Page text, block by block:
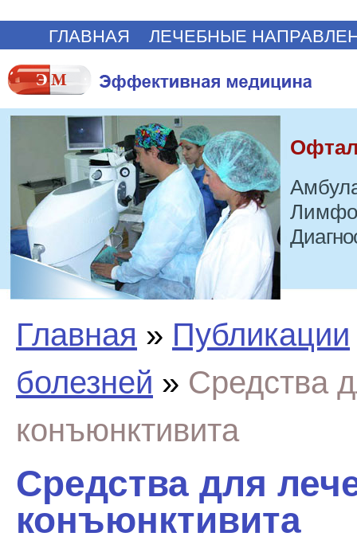
ГЛАВНАЯ ЛЕЧЕБНЫЕ
Главная » Публикации
болезней » Средства
конъюнктивита
Средства для
конъюнктивита